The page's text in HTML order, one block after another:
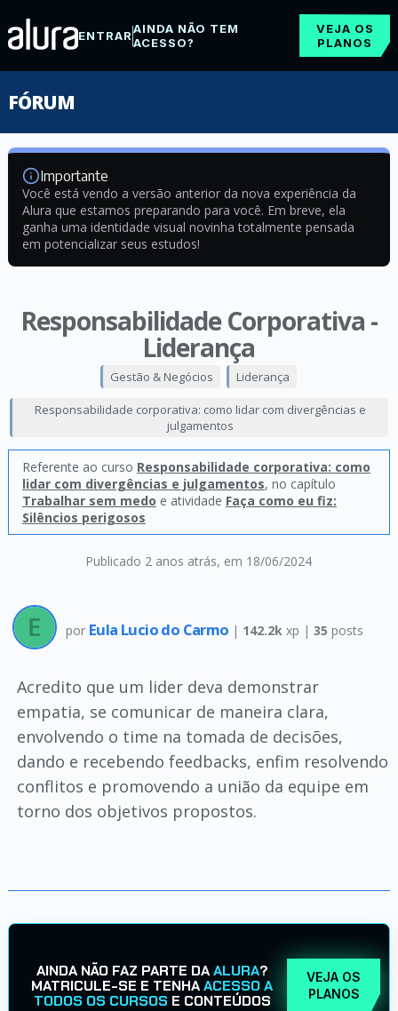
ENTRARAINDA NÃO TEM
ACESSO?
VEJA OS
PLANOS
FÓRUM
Importante
Você está vendo a versão anterior da nova experiência da
Alura que estamos preparando para você. Em breve, ela
ganha uma identidade visual novinha totalmente pensada
em potencializar seus estudos!
Responsabilidade Corporativa -
Liderança
Publicado 2 anos atrás, em 18/06/2024
Gestão & Negócios Liderança
Responsabilidade corporativa: como lidar com divergências e
julgamentos
Referente ao curso Responsabilidade corporativa: como
lidar com divergências e julgamentos, no capítulo
Trabalhar sem medo e atividade Faça como eu fiz:
Silêncios perigosos
por Eula Lucio do Carmo | 142.2k xp | 35 posts
Acredito que um lider deva demonstrar
empatia, se comunicar de maneira clara,
envolvendo o time na tomada de decisões,
dando e recebendo feedbacks, enfim resolvendo
conflitos e promovendo a união da equipe em
torno dos objetivos propostos.
AINDA NÃO FAZ PARTE DAALURA?
MATRICULE-SE E TENHAACESSO A
TODOS OS CURSOS E CONTEÚDOS
VEJA OS
PLANOS